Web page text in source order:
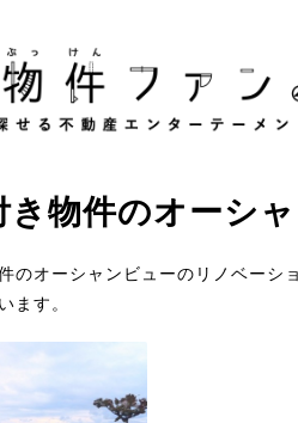
き物件のオーシ
のオーシャンビューのリノベーシ
ます。